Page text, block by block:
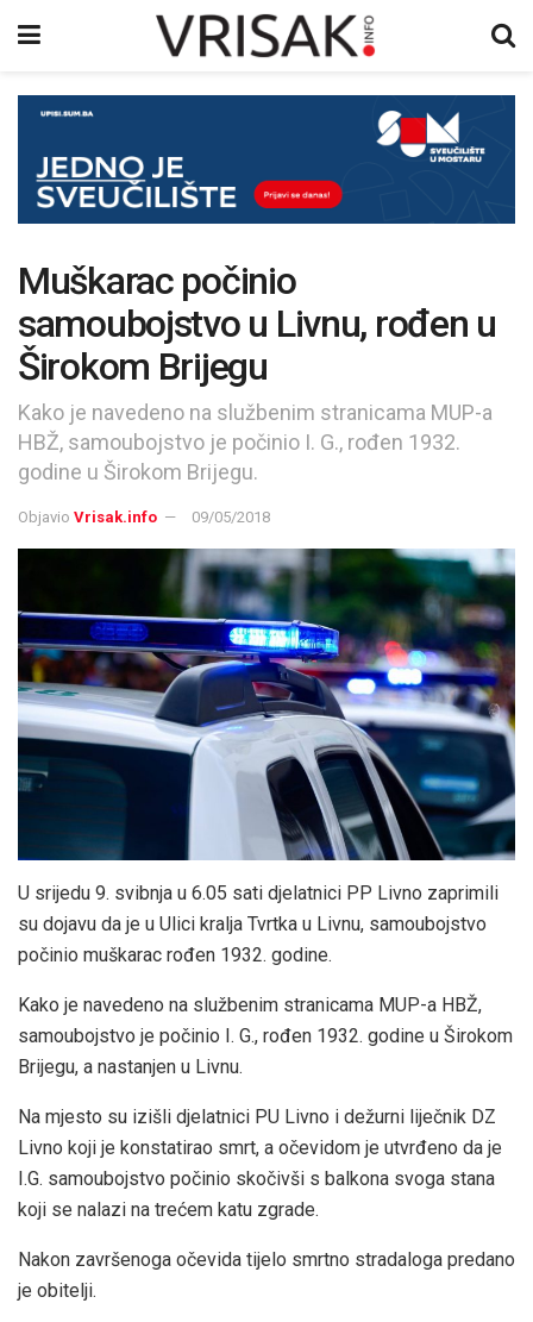
Muškarac počinio
samoubojstvo u Livnu, rođen u
Širokom Brijegu
Kako je navedeno na službenim stranicama MUP-a
HBŽ, samoubojstvo je počinio I. G., rođen 1932.
godine u Širokom Brijegu.
Objavio Vrisak.info 09/05/2018
U srijedu 9. svibnja u 6.05 sati djelatnici PP Livno zaprimili
su dojavu da je u Ulici kralja Tvrtka u Livnu, samoubojstvo
počinio muškarac rođen 1932. godine.
Kako je navedeno na službenim stranicama MUP-a HBŽ,
samoubojstvo je počinio I. G., rođen 1932. godine u Širokom
Brijegu, a nastanjen u Livnu.
Na mjesto su izišli djelatnici PU Livno i dežurni liječnik DZ
Livno koji je konstatirao smrt, a očevidom je utvrđeno da je
I.G. samoubojstvo počinio skočivši s balkona svoga stana
koji se nalazi na trećem katu zgrade.
Nakon završenoga očevida tijelo smrtno stradaloga predano
je obitelji.